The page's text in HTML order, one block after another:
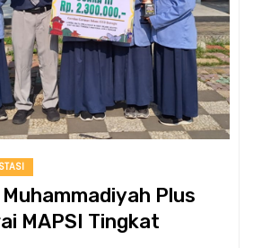
Plus
MAPSI Tingkat